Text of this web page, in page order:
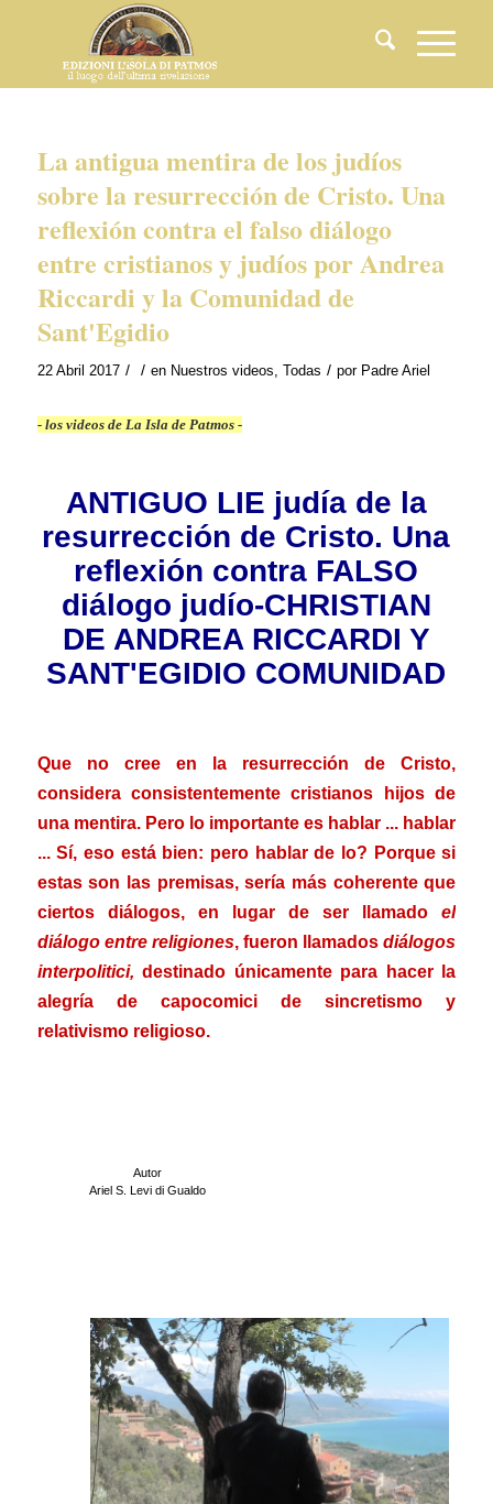
La antigua mentira de los judíos
sobre la resurrección de Cristo. Una
reflexión contra el falso diálogo
entre cristianos y judíos por Andrea
Riccardi y la Comunidad de
Sant'Egidio
22 Abril 2017 / / en Nuestros videos, Todas / por Padre Ariel
- los videos de La Isla de Patmos -
ANTIGUO LIE judía de la
resurrección de Cristo. Una
reflexión contra FALSO
diálogo judío-CHRISTIAN
DE ANDREA RICCARDI Y
SANT'EGIDIO COMUNIDAD
Que no cree en la resurrección de Cristo,
considera consistentemente cristianos hijos de
una mentira. Pero lo importante es hablar ... hablar
... Sí, eso está bien: pero hablar de lo? Porque si
estas son las premisas, sería más coherente que
ciertos diálogos, en lugar de ser llamadoel
diálogo entre religiones, fueron llamadosdiálogos
interpolitici, destinado únicamente para hacer la
alegría de capocomici de sincretismo y
relativismo religioso.
Autor
Ariel S. Levi di Gualdo